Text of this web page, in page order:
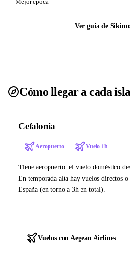
Mejor época
Ver guía de
Cómo llegar a cada isla
Cefalonia
Aeropuerto Vuelo 1h
Tiene aeropuerto: el vuelo doméstico
En temporada alta hay vuelos directos o
España (en torno a 3h en total).
Vuelos con Aegean Airlines